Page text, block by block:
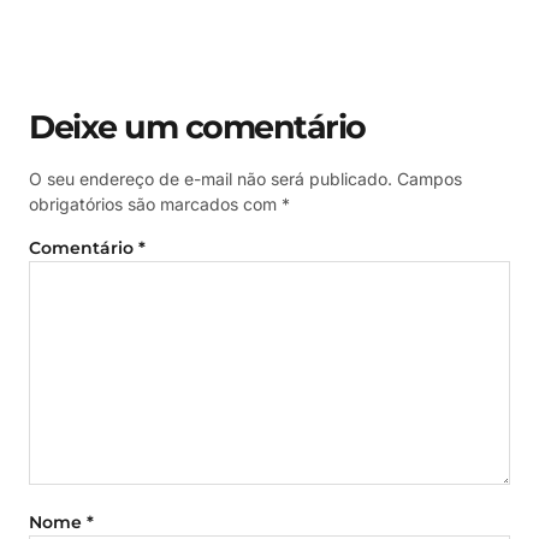
Deixe um comentário
O seu endereço de e-mail não será publicado. Campos
obrigatórios são marcados com *
Comentário *
Nome *